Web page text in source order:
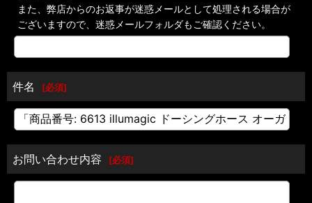
また、弊店からのお返事が迷惑メールとして処理される場合が
ございますので、迷惑メールフォルダもご確認ください。
件名 [必須]
お問い合わせ内容 [必須]